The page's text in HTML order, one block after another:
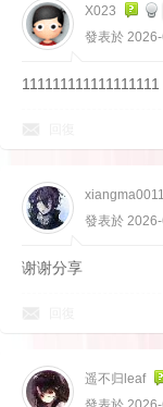
X023
發表於
111111111111111111
xiangma0011
發表於
谢谢分享
遥不归leaf